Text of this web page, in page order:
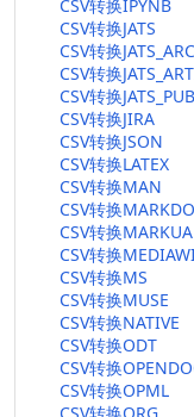
CSV转换IPYNB
CSV转换JATS
CSV转换
CSV转换
CSV转换
CSV转换JIRA
CSV转换JSON
CSV转换LATEX
CSV转换MAN
CSV转换
CSV转换MARKUA
CSV转换
CSV转换MS
CSV转换MUSE
CSV转换NATIVE
CSV转换ODT
CSV转换
CSV转换OPML